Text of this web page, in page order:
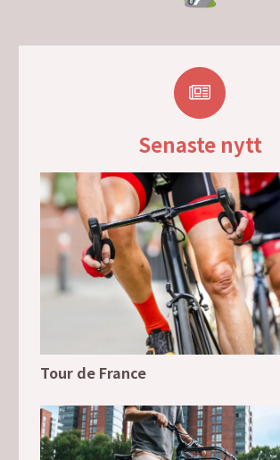
Senaste nytt
Tour de France